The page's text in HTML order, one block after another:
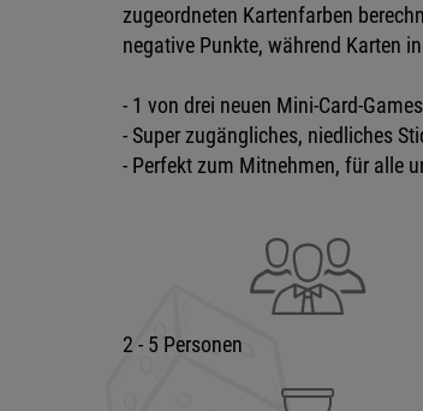
zugeordneten Kartenfarben
negative Punkte, während Karten
- 1 von drei neuen Mini-Card-Games
- Super zugängliches, niedliches
- Perfekt zum Mitnehmen, für alle
2 - 5 Personen